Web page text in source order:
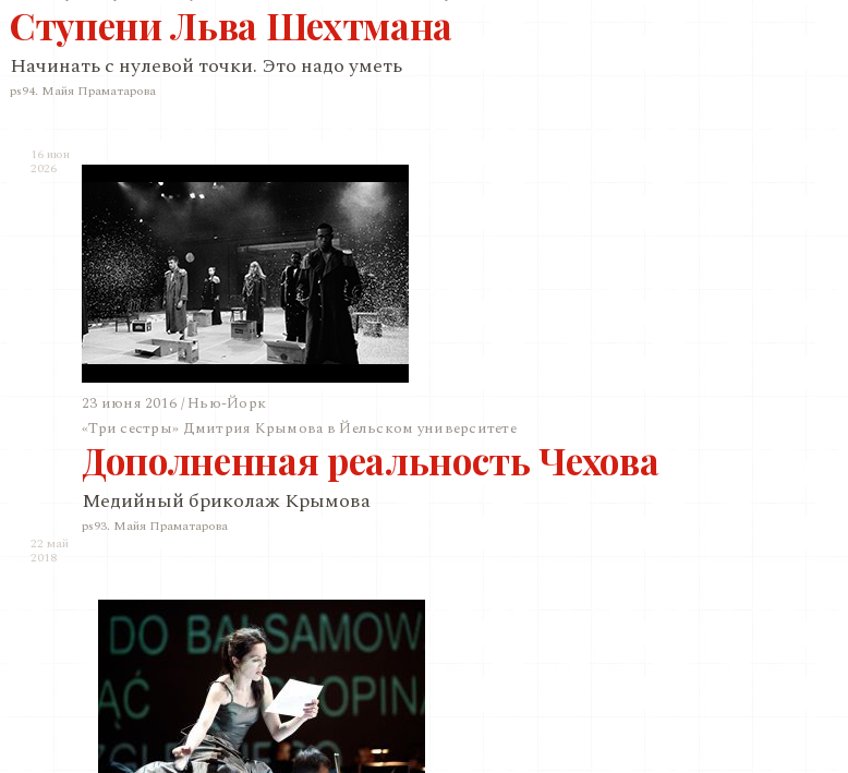
Ступени Льва Шехтмана
Начинать с нулевой точки. Это надо уметь
ps94. Майя Праматарова
23 июня 2016 / Нью-Йорк
«Три сестры» Дмитрия Крымова в Йельском университете
Дополненная реальность Чехова
Медийный бриколаж Крымова
ps93. Майя Праматарова
16 июн
2026
22 май
2018